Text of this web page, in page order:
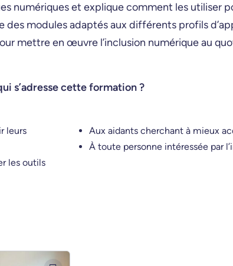
numériques et explique comment les utiliser
des modules adaptés aux différents profils
mettre en œuvre l’inclusion numérique au
s’adresse cette formation ?
leurs
les outils
Aux aidants cherchant à mieux
À toute personne intéressée par